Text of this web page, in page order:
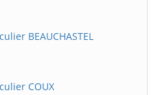
BEAUCHASTEL
COUX